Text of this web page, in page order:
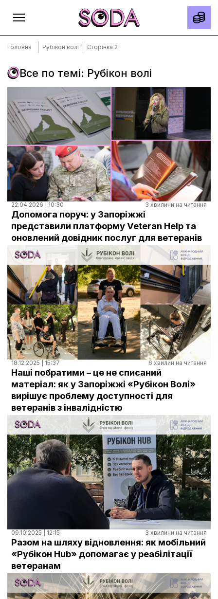
Головна
Тексти
Спецпроєкти
Slow news
Місто
Про нас
Редакційна політика
Правила використання матеріалів
Документи
Головна Рубікон волі Сторінка 2
Все по темі: Рубікон волі
22.04.2026 | 10:30 3 хвилини на читання
Допомога поруч: у Запоріжжі
представили платформу Veteran Help та
оновлений довідник послуг для ветеранів
18.12.2025 | 15:37 6 хвилин на читання
Наші побратими – це не списаний
матеріал: як у Запоріжжі «Рубікон Волі»
вирішує проблему доступності для
ветеранів з інвалідністю
09.10.2025 | 12:15 3 хвилини на читання
Разом на шляху відновлення: як мобільний
«Рубікон Hub» допомагає у реабілітації
ветеранам